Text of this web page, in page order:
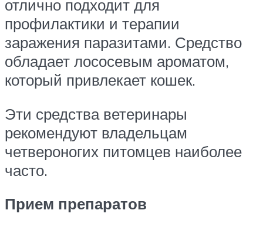
отлично подходит для
профилактики и терапии
заражения паразитами. Средство
обладает лососевым ароматом,
который привлекает кошек.
Эти средства ветеринары
рекомендуют владельцам
четвероногих питомцев наиболее
часто.
Прием препаратов